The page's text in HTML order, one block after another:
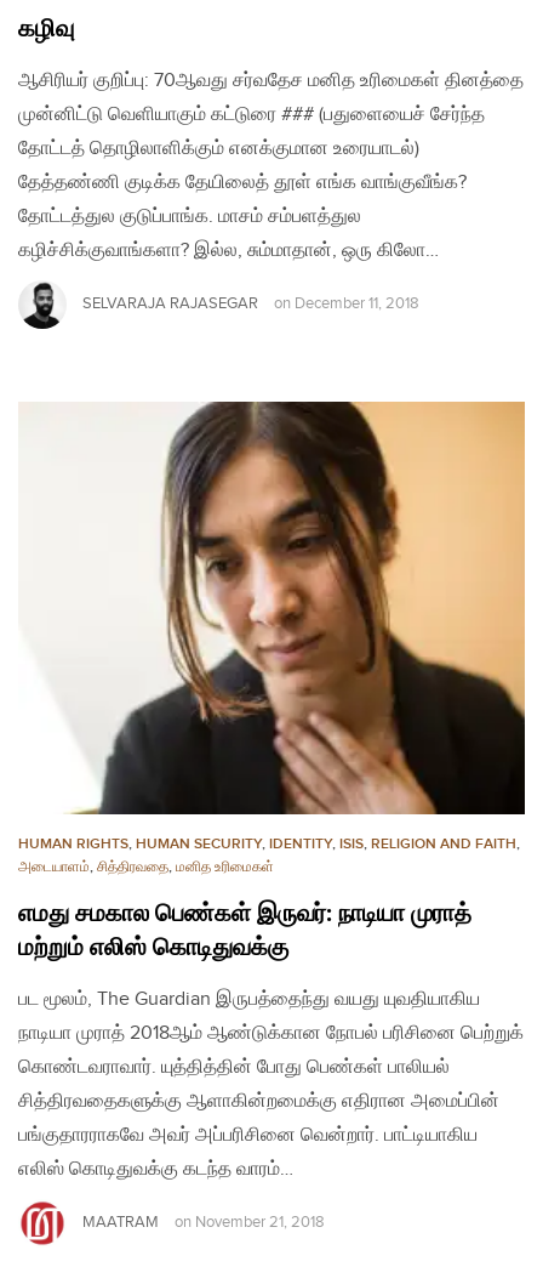
கழிவு
​ஆசிரியர் குறிப்பு: 70ஆவது சர்வதேச மனித உரிமைகள் தினத்தை
முன்னிட்டு வெளியாகும் கட்டுரை ### (பதுளையைச் சேர்ந்த
தோட்டத் தொழிலாளிக்கும் எனக்குமான உரையாடல்)
தேத்தண்ணி குடிக்க தேயிலைத் தூள் எங்க வாங்குவீங்க?
தோட்டத்துல குடுப்பாங்க. மாசம் சம்பளத்துல
கழிச்சிக்குவாங்களா? இல்ல, சும்மாதான், ஒரு கிலோ…
SELVARAJA RAJASEGAR on December 11, 2018
HUMAN RIGHTS, HUMAN SECURITY, IDENTITY, ISIS, RELIGION AND FAITH,
அடையாளம், சித்திரவதை, மனித உரிமைகள்
எமது சமகால பெண்கள் இருவர்: நாடியா முராத்
மற்றும் எலிஸ் கொடிதுவக்கு
பட மூலம், The Guardian இருபத்தைந்து வயது யுவதியாகிய
நாடியா முராத் 2018ஆம் ஆண்டுக்கான நோபல் பரிசினை பெற்றுக்
கொண்டவராவார். யுத்தித்தின் போது பெண்கள் பாலியல்
சித்திரவதைகளுக்கு ஆளாகின்றமைக்கு எதிரான அமைப்பின்
பங்குதாரராகவே அவர் அப்பரிசினை வென்றார். பாட்டியாகிய
எலிஸ் கொடிதுவக்கு கடந்த வாரம்…
MAATRAM on November 21, 2018